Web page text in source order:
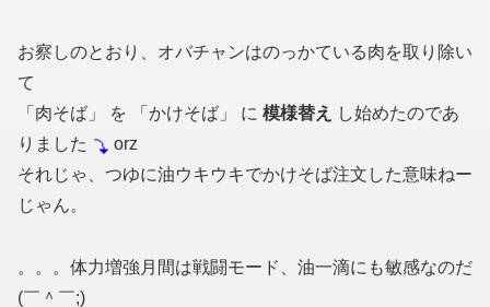
お察しのとおり、オバチャンはのっかている肉を取り除い
て
「肉そば」 を 「かけそば」 に 模様替え
し始めたのであ
りました
orz
それじゃ、つゆに油ウキウキでかけそば注文した意味ねー
じゃん。
。。。体力増強月間は戦闘モード、油一滴にも敏感なのだ
(￣＾￣;)